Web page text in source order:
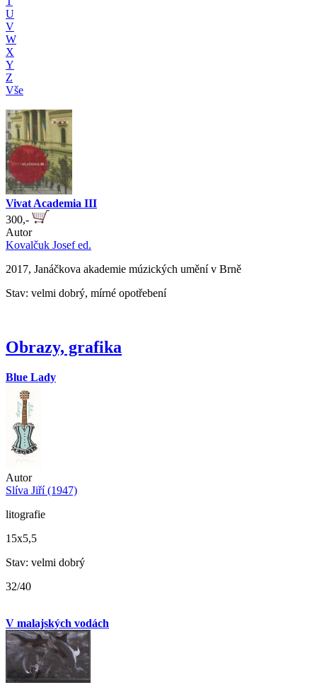
U
V
W
X
Y
Z
Vše
Vivat Academia III
300,-
Autor
Kovalčuk Josef ed.
2017, Janáčkova akademie múzických umění v Brně
Stav: velmi dobrý, mírné opotřebení
Obrazy, grafika
Blue Lady
Autor
Slíva Jiří (1947)
litografie
15x5,5
Stav: velmi dobrý
32/40
V malajských vodách